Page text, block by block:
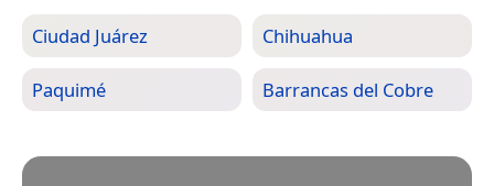
Ciudad Juárez Chihuahua
Paquimé Barrancas del Cobre